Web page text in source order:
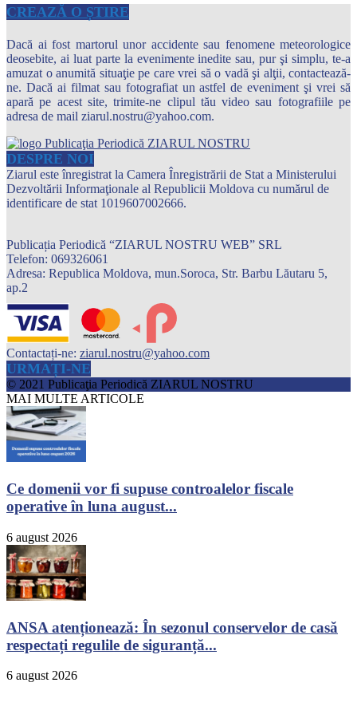
CREAZĂ O ȘTIRE
Dacă ai fost martorul unor accidente sau fenomene meteorologice
deosebite, ai luat parte la evenimente inedite sau, pur şi simplu, te-a
amuzat o anumită situaţie pe care vrei să o vadă şi alţii, contactează-
ne. Dacă ai filmat sau fotografiat un astfel de eveniment şi vrei să
apară pe acest site, trimite-ne clipul tău video sau fotografiile pe
adresa de mail ziarul.nostru@yahoo.com.
DESPRE NOI
Ziarul este înregistrat la Camera Înregistrării de Stat a Ministerului
Dezvoltării Informaţionale al Republicii Moldova cu numărul de
identificare de stat 1019607002666.
Publicația Periodică “ZIARUL NOSTRU WEB” SRL
Telefon: 069326061
Adresa: Republica Moldova, mun.Soroca, Str. Barbu Lăutaru 5,
ap.2
Contactați-ne: ziarul.nostru@yahoo.com
URMAȚI-NE
© 2021 Publicaţia Periodică ZIARUL NOSTRU
MAI MULTE ARTICOLE
Ce domenii vor fi supuse controalelor fiscale
operative în luna august...
6 august 2026
ANSA atenționează: În sezonul conservelor de casă
respectați regulile de siguranță...
6 august 2026